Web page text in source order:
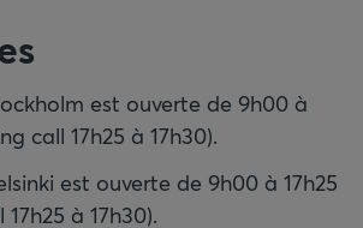
est ouverte de 9h00 à
call 17h25 à 17h30).
est ouverte de 9h00 à 17h25
à 17h30).